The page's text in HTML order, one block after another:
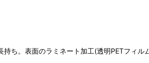
ち。表面のラミネート加工(透明PETフィ